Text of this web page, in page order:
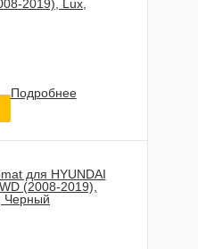
2019), Lux,
Подробнее